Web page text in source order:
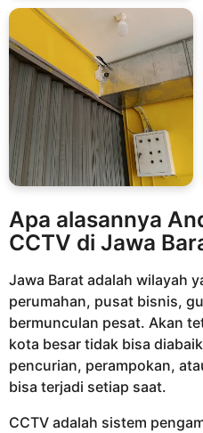
Apa alasannya
CCTV di Jawa
Jawa Barat adalah wilayah
perumahan, pusat bisnis,
bermunculan pesat. Akan
kota besar tidak bisa
pencurian, perampokan,
bisa terjadi setiap saat.
CCTV adalah sistem